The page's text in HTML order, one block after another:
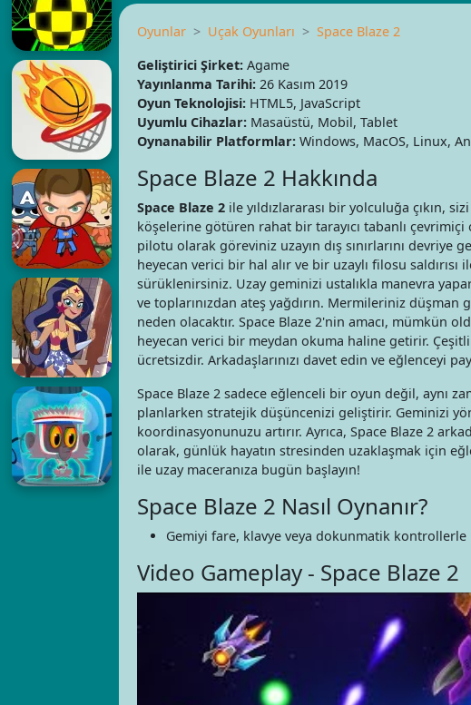
Oyunlar Uçak Oyunları
Space Blaze 2
Geliştirici Şirket:Agame
Yayınlanma Tarihi:26 Kasım 2019
Oyun Teknolojisi:HTML5, JavaScript
Uyumlu Cihazlar:Masaüstü, Mobil, Tablet
Oynanabilir Platformlar:Windows, MacOS, Linux,
Space Blaze 2 Hakkında
Space Blaze 2ile yıldızlararası bir yolculuğa çıkın,
köşelerine götüren rahat bir tarayıcı tabanlı
pilotu olarak göreviniz uzayın dış sınırlarını devriye
heyecan verici bir hal alır ve bir uzaylı filosu saldırısı
sürüklenirsiniz. Uzay geminizi ustalıkla manevra
ve toplarınızdan ateş yağdırın. Mermileriniz
neden olacaktır. Space Blaze 2'nin amacı, mümkün
heyecan verici bir meydan okuma haline getirir.
ücretsizdir. Arkadaşlarınızı davet edin ve eğlenceyi
Space Blaze 2 sadece eğlenceli bir oyun değil, aynı
planlarken stratejik düşüncenizi geliştirir. Geminizi
koordinasyonunuzu artırır. Ayrıca, Space Blaze 2
olarak, günlük hayatın stresinden uzaklaşmak için
ile uzay maceranıza bugün başlayın!
Space Blaze 2 Nasıl Oynanır?
Gemiyi fare, klavye veya dokunmatik
Video Gameplay - Space Blaze 2